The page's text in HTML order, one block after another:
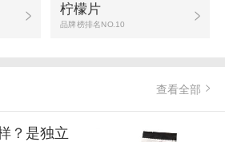
柠檬片
品牌榜排名NO.10
查看全部
？是独立